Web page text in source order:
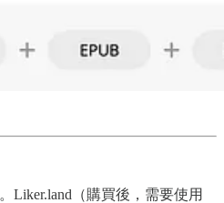
。Liker.land（購買後，需要使用